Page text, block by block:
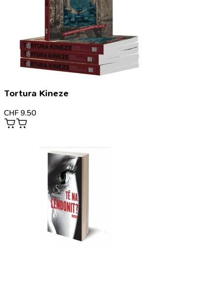
Tortura Kineze
CHF 9.50